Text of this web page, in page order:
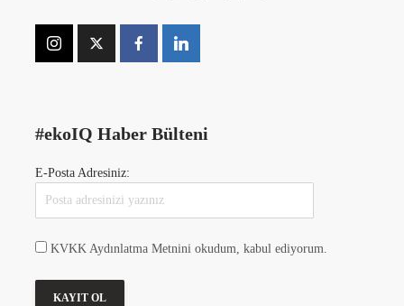
#ekoIQ Haber Bülteni
E-Posta Adresiniz:
KVKK Aydınlatma Metnini okudum, kabul ediyorum.